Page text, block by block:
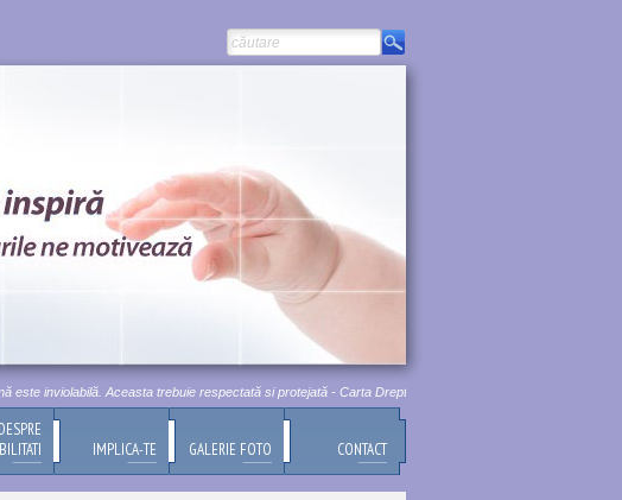
inviolabilă. Aceasta trebuie respectată si protejată - Carta Drepturilor Fundamentale a Uniunii Europene,
DESPRE
IMPLICA-TE GALERIE FOTO CONTACT